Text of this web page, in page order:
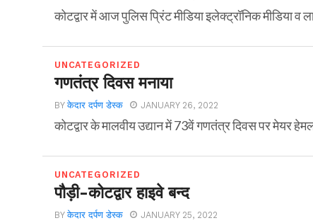
कोटद्वार में आज पुलिस प्रिंट मीडिया इलेक्ट्रॉनिक
UNCATEGORIZED
गणतंत्र दिवस मनाया
BYकेदार दर्पण डेस्क JANUARY 26, 2022
कोटद्वार के मालवीय उद्यान में 73वें गणतंत्र दिवस पर मेयर
UNCATEGORIZED
पौड़ी-कोटद्वार हाइवे बन्द
BYकेदार दर्पण डेस्क JANUARY 25, 2022